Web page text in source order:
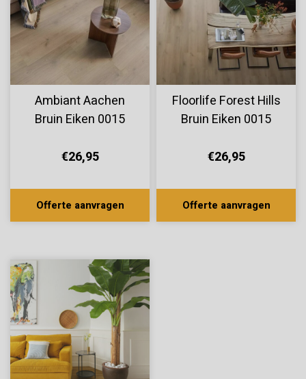
Ambiant Aachen
Bruin Eiken 0015
€26,95
Offerte aanvragen
Floorlife Forest Hills
Bruin Eiken 0015
€26,95
Offerte aanvragen